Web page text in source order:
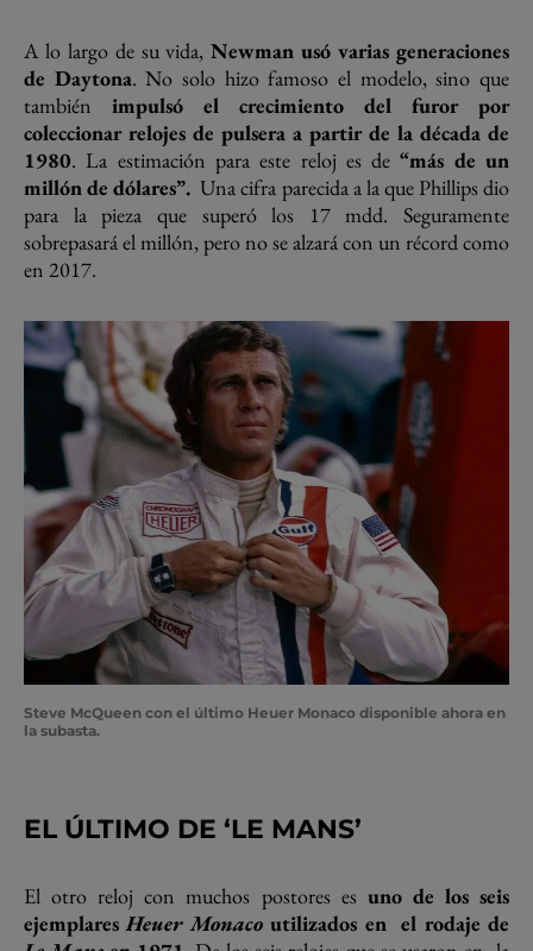
A lo largo de su vida,Newman usó varias generaciones
de Daytona. No solo hizo famoso el modelo, sino que
también impulsó el crecimiento del furor por
coleccionar relojes de pulsera a partir de la década de
1980. La estimación para este reloj es de“más de un
millón de dólares”. Una cifra parecida a la que Phillips dio
para la pieza que superó los 17 mdd. Seguramente
sobrepasará el millón, pero no se alzará con un récord como
en 2017.
Steve McQueen con el último Heuer Monaco disponible ahora en
la subasta.
EL ÚLTIMO DE ‘LE MANS’
El otro reloj con muchos postores es uno de los seis
ejemplaresHeuer Monacoutilizados en el rodaje de